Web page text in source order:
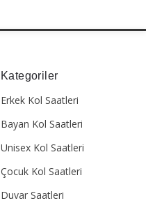
Kategoriler
Erkek Kol Saatleri
Bayan Kol Saatleri
Unisex Kol Saatleri
Çocuk Kol Saatleri
Duvar Saatleri